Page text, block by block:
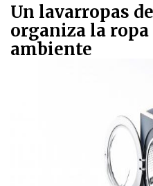
Un lavarropas
organiza la
ambiente